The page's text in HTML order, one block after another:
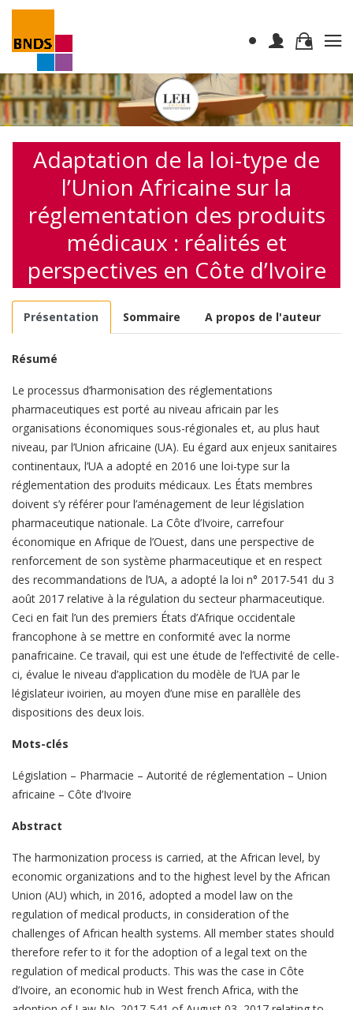
Adaptation de la loi-type de
l’Union Africaine sur la
réglementation des produits
médicaux : réalités et
perspectives en Côte d’Ivoire
Présentation Sommaire A propos de l'auteur
Résumé
Le processus d’harmonisation des réglementations
pharmaceutiques est porté au niveau africain par les
organisations économiques sous-régionales et, au plus haut
niveau, par l’Union africaine (UA). Eu égard aux enjeux sanitaires
continentaux, l’UA a adopté en 2016 une loi-type sur la
réglementation des produits médicaux. Les États membres
doivent s’y référer pour l’aménagement de leur législation
pharmaceutique nationale. La Côte d’Ivoire, carrefour
économique en Afrique de l’Ouest, dans une perspective de
renforcement de son système pharmaceutique et en respect
des recommandations de l’UA, a adopté la loi n° 2017-541 du 3
août 2017 relative à la régulation du secteur pharmaceutique.
Ceci en fait l’un des premiers États d’Afrique occidentale
francophone à se mettre en conformité avec la norme
panafricaine. Ce travail, qui est une étude de l’effectivité de celle-
ci, évalue le niveau d’application du modèle de l’UA par le
législateur ivoirien, au moyen d’une mise en parallèle des
dispositions des deux lois.
Mots-clés
Législation – Pharmacie – Autorité de réglementation – Union
africaine – Côte d’Ivoire
Abstract
The harmonization process is carried, at the African level, by
economic organizations and to the highest level by the African
Union (AU) which, in 2016, adopted a model law on the
regulation of medical products, in consideration of the
challenges of African health systems. All member states should
therefore refer to it for the adoption of a legal text on the
regulation of medical products. This was the case in Côte
d’Ivoire, an economic hub in West french Africa, with the